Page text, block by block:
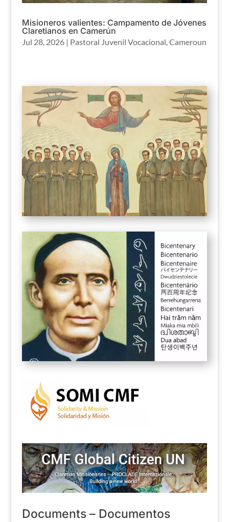
Misioneros valientes: Campamento de Jóvenes
Claretianos en Camerún
Jul 28, 2026| Pastoral Juvenil Vocacional,Cameroun
Documents – Documentos